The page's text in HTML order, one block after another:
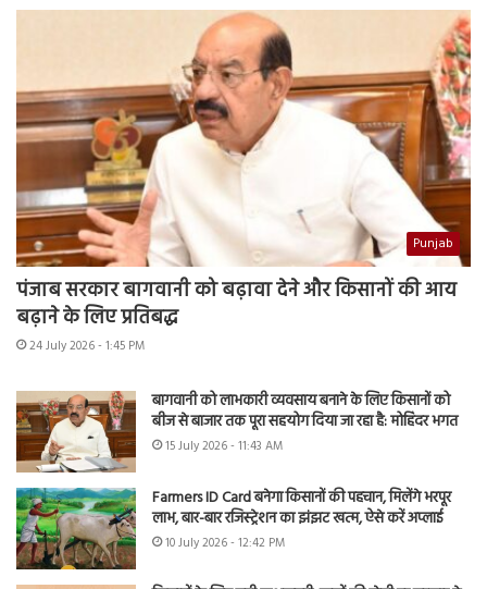
Punjab
पंजाब सरकार बागवानी को बढ़ावा देने और किसानों की आय
बढ़ाने के लिए प्रतिबद्ध
24 July 2026 - 1:45 PM
बागवानी को लाभकारी व्यवसाय बनाने के लिए किसानों को
बीज से बाजार तक पूरा सहयोग दिया जा रहा है: मोहिंदर भगत
15 July 2026 - 11:43 AM
Farmers ID Card बनेगा किसानों की पहचान, मिलेंगे भरपूर
लाभ, बार-बार रजिस्ट्रेशन का झंझट खत्म, ऐसे करें अप्लाई
10 July 2026 - 12:42 PM